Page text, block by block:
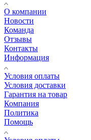
О компании
Новости
Команда
Отзывы
Контакты
Информация
Условия оплаты
Условия доставки
Гарантия на товар
Компания
Политика
Помощь